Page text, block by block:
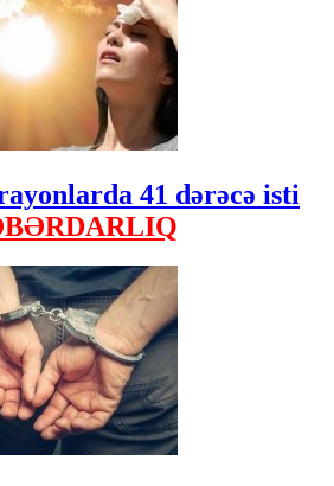
41 dərəcə isti